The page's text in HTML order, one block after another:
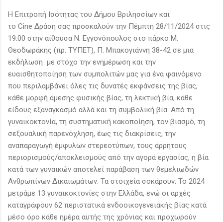
Η Επιτροπή Ισότητας του Δήμου Βριλησσίων και
το Cine Δράση σας προσκαλούν την Πέμπτη 28/11/2024 στις
19:00 στην αίθουσα Ν. Εγγονόπουλος στο πάρκο Μ.
Θεοδωράκης (πρ. ΤΥΠΕΤ), Π. Μπακογιάννη 38-42 σε μια
εκδήλωση με στόχο την ενημέρωση και την
ευαισθητοποίηση των συμπολιτών μας για ένα φαινόμενο
που περιλαμβάνει όλες τις δυνατές εκφάνσεις της βίας,
κάθε μορφή άμεσης φυσικής βίας, τη λεκτική βία, κάθε
είδους εξαναγκασμό αλλά και τη συμβολική βία. Από τη
γυναικοκτονία, τη συστηματική κακοποίηση, τον βιασμό, τη
σεξουαλική παρενόχληση, έως τις διακρίσεις, την
αναπαραγωγή έμφυλων στερεοτύπων, τους άρρητους
περιορισμούς/αποκλεισμούς από την αγορά εργασίας, η βία
κατά των γυναικών αποτελεί παράβαση των θεμελιωδών
Ανθρωπίνων Δικαιωμάτων. Τα στοιχεία σοκάρουν. Το 2024
μετράμε 13 γυναικοκτονίες στην Ελλάδα, ενώ οι αρχές
καταγράφουν 62 περιστατικά ενδοοικογενειακής βίας κατά
μέσο όρο κάθε ημέρα αυτής της χρόνιας και προχωρούν